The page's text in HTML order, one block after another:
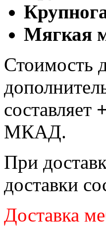
Мягкая
Стоимость
составляет
МКАД.
При
доставки
Доставка